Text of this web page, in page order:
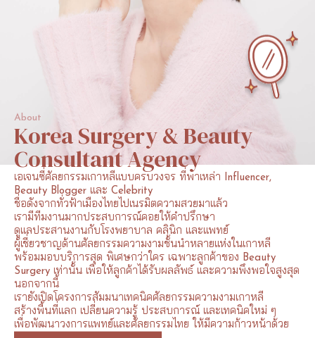
About
KoreaSurgery&Beauty
ConsultantAgency
เอเจนซี่ศัลยกรรมเกาหลีแบบครบวงจร ที่พาเหล่า Influencer,
Beauty Blogger และ Celebrity
ชื่อดังจากทั่วฟ้าเมืองไทยไปเนรมิตความสวยมาแล้ว
เรามีทีมงานมากประสบการณ์คอยให้คำปรึกษา
ดูแลประสานงานกับโรงพยาบาล คลินิก และแพทย์
ผู้เชี่ยวชาญด้านศัลยกรรมความงามชั้นนำหลายแห่งในเกาหลี
พร้อมมอบบริการสุด พิเศษกว่าใคร เฉพาะลูกค้าของ Beauty
Surgery เท่านั้น เพื่อให้ลูกค้าได้รับผลลัพธ์ และความพึงพอใจสูงสุด
นอกจากนี้
เรายังเปิดโครงการสัมมนาเทคนิคศัลยกรรมความงามเกาหลี
สร้างพื้นที่แลก เปลี่ยนความรู้ ประสบการณ์ และเทคนิคใหม่ ๆ
เพื่อพัฒนาวงการแพทย์และศัลยกรรมไทย ให้มีความก้าวหน้าด้วย